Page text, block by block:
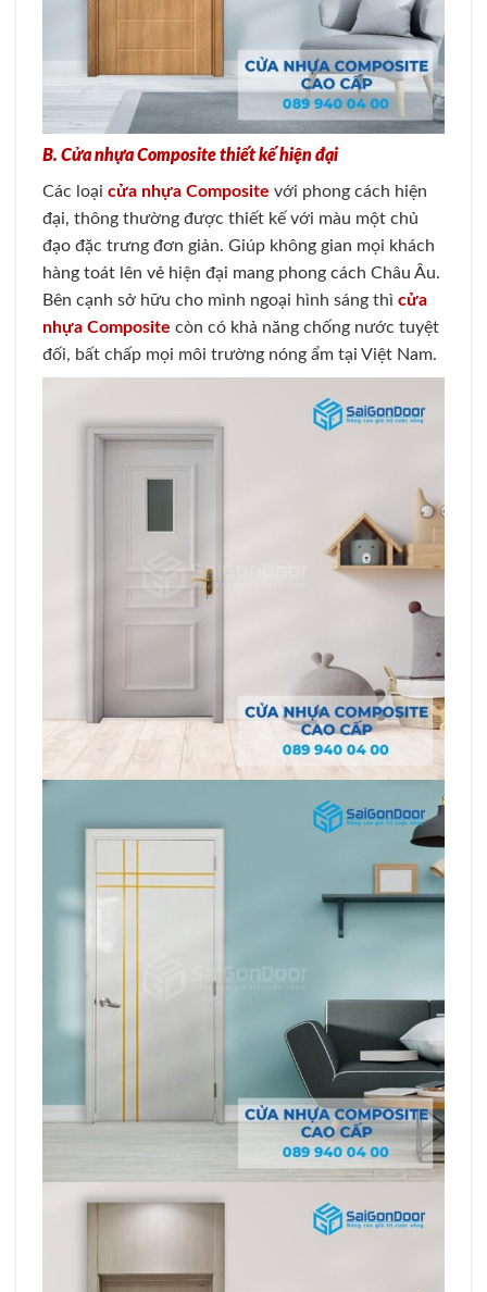
B. Cửa nhựa Composite thiết kế hiện đại
Các loại cửa nhựa Composite với phong cách hiện
đại, thông thường được thiết kế với màu một chủ
đạo đặc trưng đơn giản. Giúp không gian mọi khách
hàng toát lên vẻ hiện đại mang phong cách Châu Âu.
Bên cạnh sở hữu cho mình ngoại hình sáng thì cửa
nhựa Composite còn có khả năng chống nước tuyệt
đối, bất chấp mọi môi trường nóng ẩm tại Việt Nam.